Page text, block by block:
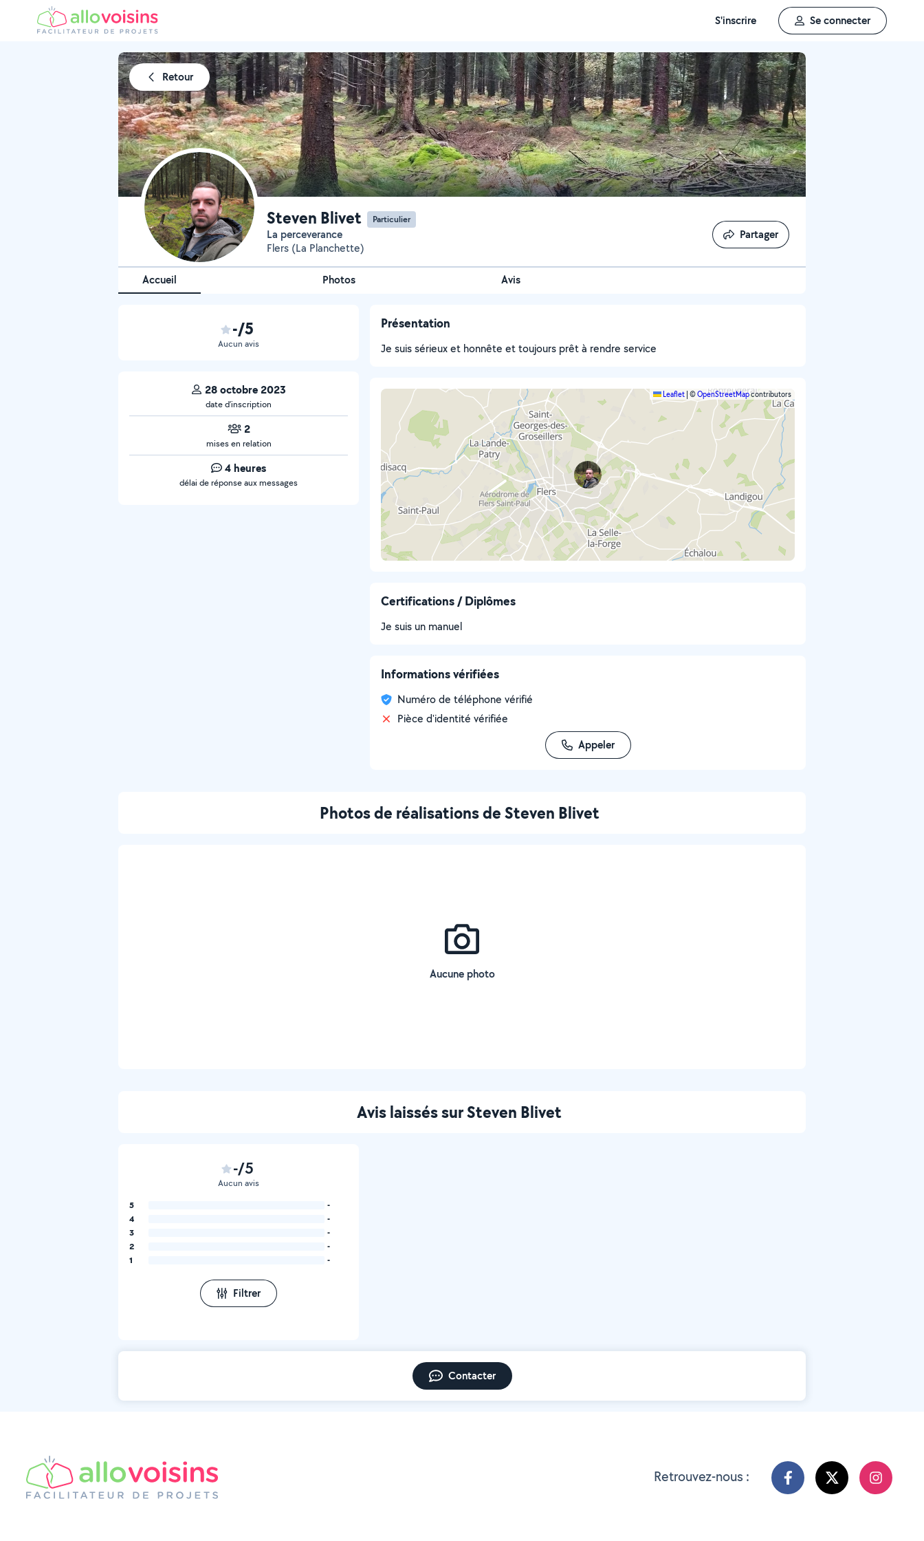
S'inscrire Se connecter
Retour
Steven Blivet Particulier
La perceverance
Flers (La Planchette)
Partager
Partager
Accueil Photos Avis
-/5
Aucun avis
28 octobre 2023
date d’inscription
2
mises en relation
4 heures
délai de réponse aux messages
Présentation
Je suis sérieux et honnête et toujours prêt à rendre service
Leaflet ©OpenStreetMapcontributors
Certifications / Diplômes
Je suis un manuel
Informations vérifiées
Numéro de téléphone vérifié
Pièce d'identité vérifiée
Appeler
Photos de réalisations de Steven Blivet
Aucune photo
Avis laissés sur Steven Blivet
-/5
Aucun avis
5
-
4
-
3
-
2
-
1
-
Filtrer
Contacter
Retrouvez-nous :